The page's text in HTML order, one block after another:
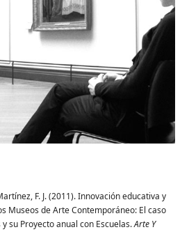
F. J. (2011). Innovación educativa y
Museos de Arte Contemporáneo: El caso
su Proyecto anual con Escuelas.Arte Y